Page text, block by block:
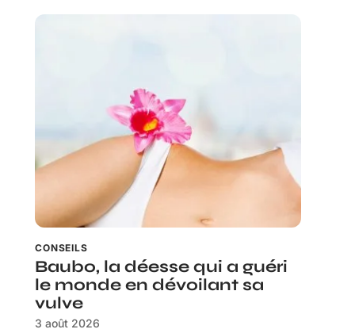
CONSEILS
Baubo, la déesse qui a guéri
le monde en dévoilant sa
vulve
3 août 2026